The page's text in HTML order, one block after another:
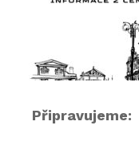
Připravujeme: